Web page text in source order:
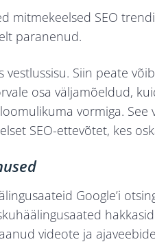
mitmekeelsed SEO
paranenud.
vestlussisu. Siin peate
osa väljamõeldud,
vormiga. See
SEO-ettevõtet, kes
Google’i
videote ja